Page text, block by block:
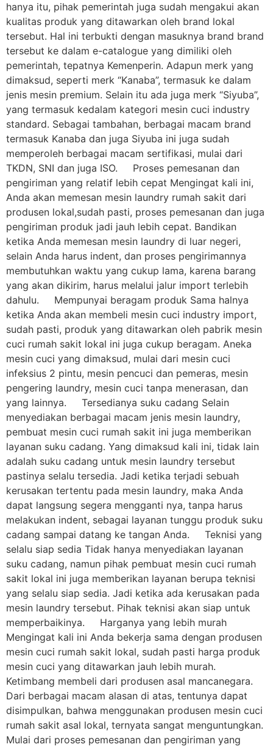
hanya itu, pihak pemerintah juga sudah mengakui akan
kualitas produk yang ditawarkan oleh brand lokal
tersebut. Hal ini terbukti dengan masuknya brand brand
tersebut ke dalam e-catalogue yang dimiliki oleh
pemerintah, tepatnya Kemenperin. Adapun merk yang
dimaksud, seperti merk “Kanaba”, termasuk ke dalam
jenis mesin premium. Selain itu ada juga merk “Siyuba”,
yang termasuk kedalam kategori mesin cuci industry
standard. Sebagai tambahan, berbagai macam brand
termasuk Kanaba dan juga Siyuba ini juga sudah
memperoleh berbagai macam sertifikasi, mulai dari
TKDN, SNI dan juga ISO. Proses pemesanan dan
pengiriman yang relatif lebih cepat Mengingat kali ini,
Anda akan memesan mesin laundry rumah sakit dari
produsen lokal,sudah pasti, proses pemesanan dan juga
pengiriman produk jadi jauh lebih cepat. Bandikan
ketika Anda memesan mesin laundry di luar negeri,
selain Anda harus indent, dan proses pengirimannya
membutuhkan waktu yang cukup lama, karena barang
yang akan dikirim, harus melalui jalur import terlebih
dahulu. Mempunyai beragam produk Sama halnya
ketika Anda akan membeli mesin cuci industry import,
sudah pasti, produk yang ditawarkan oleh pabrik mesin
cuci rumah sakit lokal ini juga cukup beragam. Aneka
mesin cuci yang dimaksud, mulai dari mesin cuci
infeksius 2 pintu, mesin pencuci dan pemeras, mesin
pengering laundry, mesin cuci tanpa menerasan, dan
yang lainnya. Tersedianya suku cadang Selain
menyediakan berbagai macam jenis mesin laundry,
pembuat mesin cuci rumah sakit ini juga memberikan
layanan suku cadang. Yang dimaksud kali ini, tidak lain
adalah suku cadang untuk mesin laundry tersebut
pastinya selalu tersedia. Jadi ketika terjadi sebuah
kerusakan tertentu pada mesin laundry, maka Anda
dapat langsung segera mengganti nya, tanpa harus
melakukan indent, sebagai layanan tunggu produk suku
cadang sampai datang ke tangan Anda. Teknisi yang
selalu siap sedia Tidak hanya menyediakan layanan
suku cadang, namun pihak pembuat mesin cuci rumah
sakit lokal ini juga memberikan layanan berupa teknisi
yang selalu siap sedia. Jadi ketika ada kerusakan pada
mesin laundry tersebut. Pihak teknisi akan siap untuk
memperbaikinya. Harganya yang lebih murah
Mengingat kali ini Anda bekerja sama dengan produsen
mesin cuci rumah sakit lokal, sudah pasti harga produk
mesin cuci yang ditawarkan jauh lebih murah.
Ketimbang membeli dari produsen asal mancanegara.
Dari berbagai macam alasan di atas, tentunya dapat
disimpulkan, bahwa menggunakan produsen mesin cuci
rumah sakit asal lokal, ternyata sangat menguntungkan.
Mulai dari proses pemesanan dan pengiriman yang